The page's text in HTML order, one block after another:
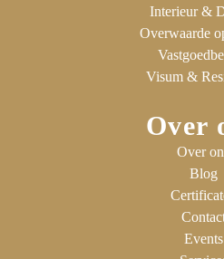
Interieur &
Overwaarde
Visum &
Over
Over
Blog
Events